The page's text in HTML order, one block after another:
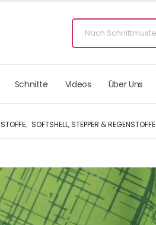
Schnitte Videos Über Uns
STOFFE, SOFTSHELL, STEPPER & REGENSTOFFE